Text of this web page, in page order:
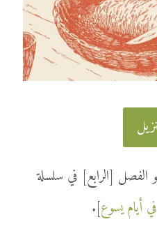
[الرابع] في سلسلة
في أيام يسوع].